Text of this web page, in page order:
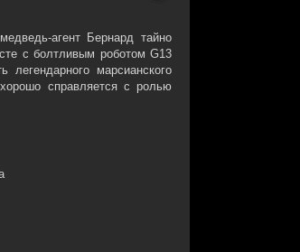
агент Бернард тайно
с болтливым роботом G13
марсианского
справляется с ролью